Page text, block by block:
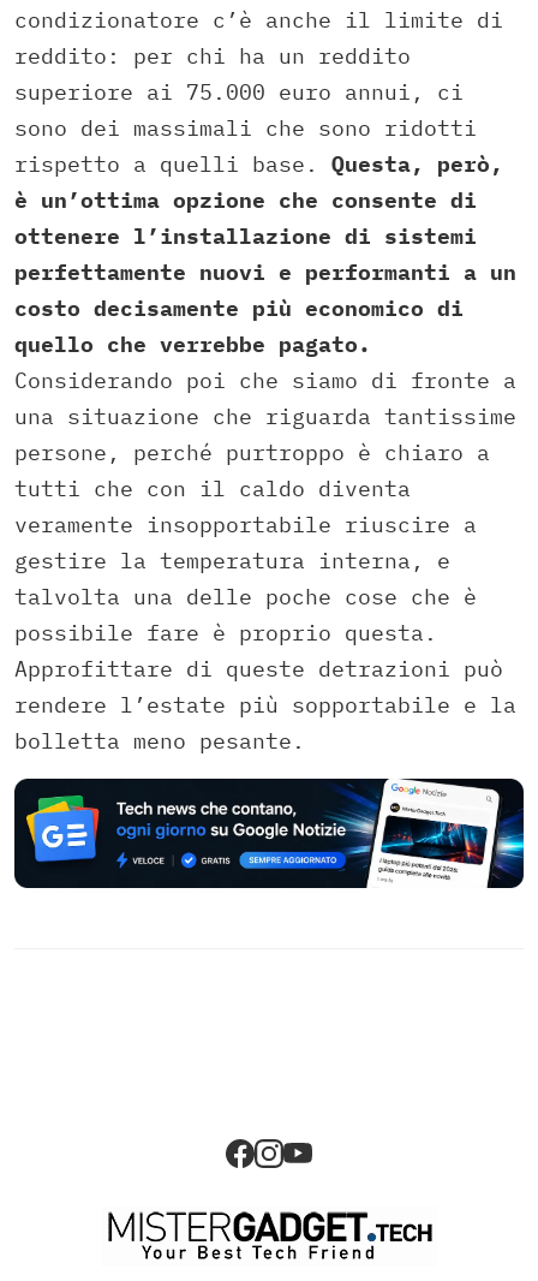
condizionatore c’è anche il limite di
reddito: per chi ha un reddito
superiore ai 75.000 euro annui, ci
sono dei massimali che sono ridotti
rispetto a quelli base. Questa, però,
è un’ottima opzione che consente di
ottenere l’installazione di sistemi
perfettamente nuovi e performanti a un
costo decisamente più economico di
quello che verrebbe pagato.
Considerando poi che siamo di fronte a
una situazione che riguarda tantissime
persone, perché purtroppo è chiaro a
tutti che con il caldo diventa
veramente insopportabile riuscire a
gestire la temperatura interna, e
talvolta una delle poche cose che è
possibile fare è proprio questa.
Approfittare di queste detrazioni può
rendere l’estate più sopportabile e la
bolletta meno pesante.